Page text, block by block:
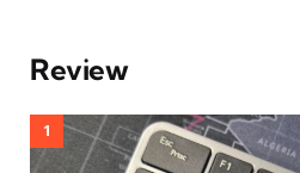
Review